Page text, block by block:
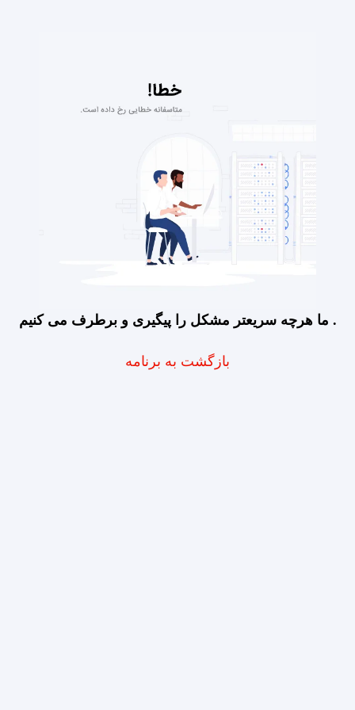
ما هرچه سریعتر مشکل را پیگیری و برطرف می کنیم .
بازگشت به برنامه